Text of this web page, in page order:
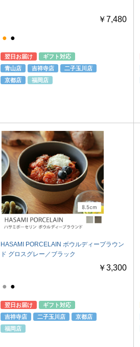
￥7,480
● ●
翌日お届け
ギフト対応
青山店
吉祥寺店
二子玉川店
京都店
福岡店
HASAMI PORCELAIN ボウルディープラウン
ド グロスグレー／ブラック
￥3,300
● ●
翌日お届け
ギフト対応
吉祥寺店
二子玉川店
京都店
福岡店